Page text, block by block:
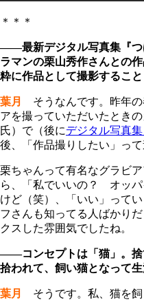
＊＊＊
――最新デジタル写真集『つ
ラマンの栗山秀作さんとの
粋に作品として撮影するこ
葉月
そうなんです。昨年の
アを撮っていただいたとき
氏）で（後にデジタル写真集
後、「作品撮りしたい」って
栗ちゃんって有名なグラビ
ら、「私でいいの？ オッパ
けど（笑）、「いい」って
フさんも知ってる人ばかり
クスした雰囲気でしたね。
――コンセプトは「猫」。捨
拾われて、飼い猫となって生
葉月
そうです。私、猫を飼